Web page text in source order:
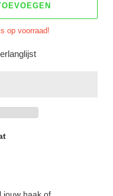
op voorraad!
jouw haak of